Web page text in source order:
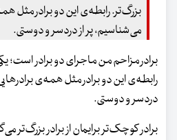
بزرگ‌تر. رابطه‌ی این دو برادر مثل
می‌شناسیم، پر از دردسر و دوستی.
برادر مزاحم من ماجرای دو برادر است؛
رابطه‌ی این دو برادر مثل همه‌ی
دردسر و دوستی.
برادر کوچک‌تر برایمان از برادر